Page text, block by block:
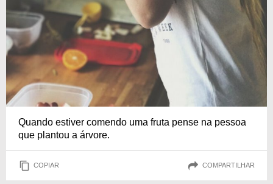
Quando estiver comendo uma fruta pense na pessoa
que plantou a árvore.
COPIAR COMPARTILHAR